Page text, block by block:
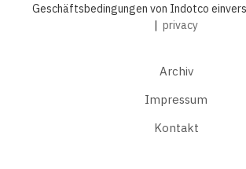
Geschäftsbedingungen von Indotco
| privacy
Archiv
Impressum
Kontakt